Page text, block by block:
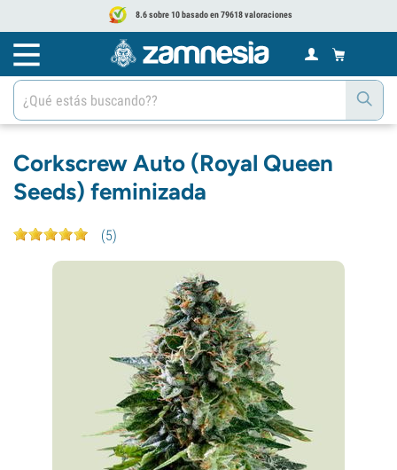
8.6 sobre 10 basado en 79618 valoraciones
Corkscrew Auto (Royal Queen
Seeds) feminizada
(5)